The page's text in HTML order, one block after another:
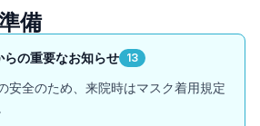
備
の重要なお知らせ 13
安全のため、来院時はマスク着用規定